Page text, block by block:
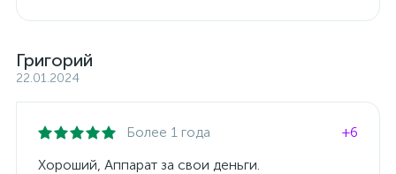
Григорий
22.01.2024
Более 1 года
+6
Хороший, Аппарат за свои деньги.